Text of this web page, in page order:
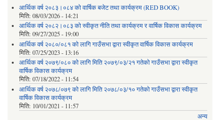
आर्थिक वर्ष २०८३।०८४ को वार्षिक बजेट तथा कार्यक्रम (RED BOOK)
मिति: 08/03/2026 - 14:21
आर्थिक वर्ष २०८२।०८३ को स्वीकृत नीति तथा कार्यक्रम र वार्षिक विकास कार्यक्रम
मिति: 09/27/2025 - 19:00
आर्थिक वर्ष २०८०/०८१ को लागि गाउँसभा द्वारा स्वीकृत वार्षिक विकास कार्यक्रम
मिति: 07/25/2023 - 13:16
आर्थिक वर्ष २०७९/०८० को लागि मिति २०७९/०३/२१ गतेको गाउँसभा द्वारा स्वीकृत
वार्षिक विकास कार्यक्रम
मिति: 07/18/2022 - 11:54
आर्थिक वर्ष २०७८/०७९ को लागि मिति २०७८/०३/१० गतेको गाउँसभा द्वारा स्वीकृत
वार्षिक विकास कार्यक्रम
मिति: 10/01/2021 - 11:57
अन्य